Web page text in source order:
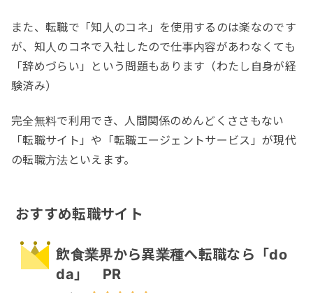
また、転職で「知人のコネ」を使用するのは楽なのです
が、知人のコネで入社したので仕事内容があわなくても
「辞めづらい」という問題もあります（わたし自身が経
験済み）
完全無料で利用でき、人間関係のめんどくささもない
「転職サイト」や「転職エージェントサービス」が現代
の転職方法といえます。
おすすめ転職サイト
飲食業界から異業種へ転職なら「do
da」 PR